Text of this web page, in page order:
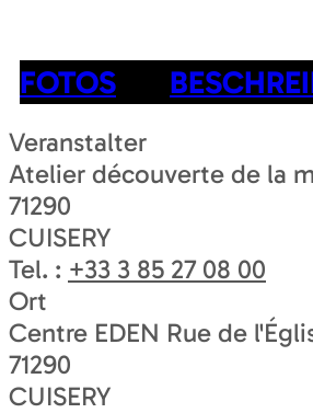
FOTOS
Veranstalter
Atelier découverte de la
71290
CUISERY
Tel. : +33 3 85 27 08 00
Ort
Centre EDEN Rue de
71290
CUISERY